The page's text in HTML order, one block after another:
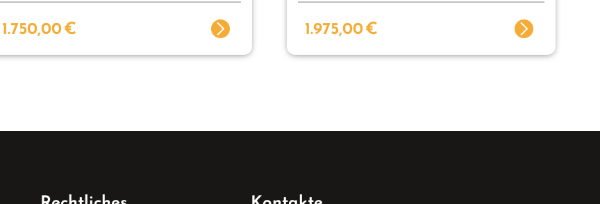
1.750,00€ 1.975,00€